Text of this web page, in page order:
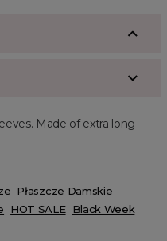
Made of extra long
Płaszcze Damskie
HOT SALE Black Week